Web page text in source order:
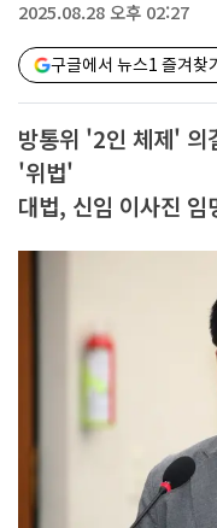
2025.08.28 오후 02:27
구글에서 뉴스1 즐겨찾
방통위 '2인 체제' 의
'위법'
대법, 신임 이사진 임